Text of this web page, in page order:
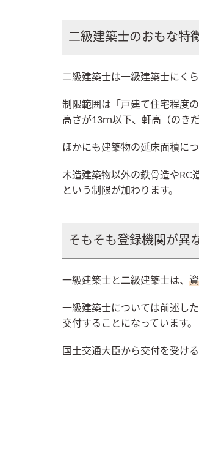
二級建築士のおもな特
二級建築士は一級建築士にく
制限範囲は「戸建て住宅程度
高さが13ｍ以下、軒高（のき
ほかにも建築物の延床面積に
木造建築物以外の鉄骨造やRC
という制限が加わります。
そもそも登録機関が異
一級建築士と二級建築士は、
一級建築士については前述し
交付することになっています。
国土交通大臣から交付を受け